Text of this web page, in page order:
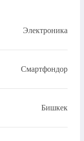
Электроника
Смартфондор
Бишкек